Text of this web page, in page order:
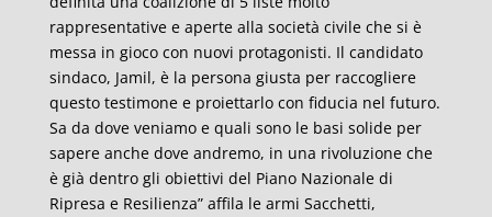
rappresentative e aperte alla società civile che si è
messa in gioco con nuovi protagonisti. Il candidato
sindaco, Jamil, è la persona giusta per raccogliere
questo testimone e proiettarlo con fiducia nel futuro.
Sa da dove veniamo e quali sono le basi solide per
sapere anche dove andremo, in una rivoluzione che
è già dentro gli obiettivi del Piano Nazionale di
Ripresa e Resilienza” affila le armi Sacchetti,